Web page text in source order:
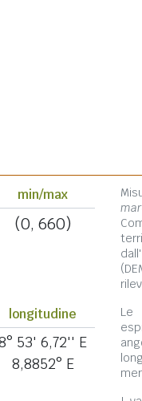
min/max
(0, 660)
longitudine
53' 6,72'' E
8,8852° E